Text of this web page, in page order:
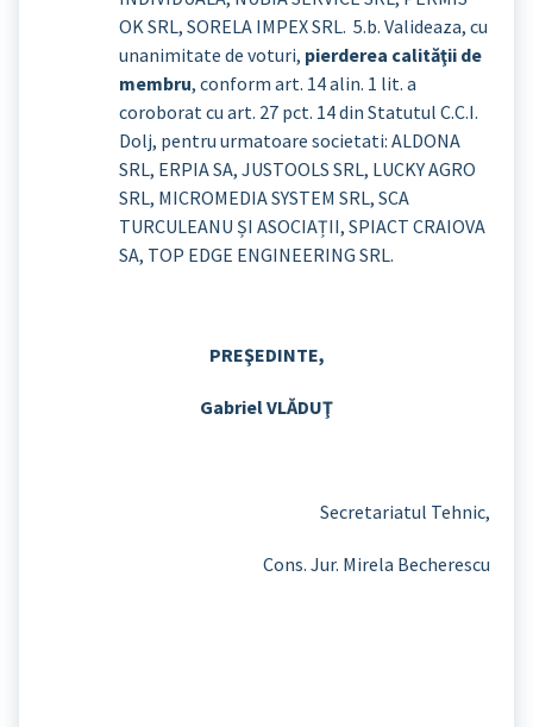
OK SRL, SORELA IMPEX SRL. 5.b. Valideaza, cu
unanimitate de voturi, pierderea calităţii de
membru, conform art. 14 alin. 1 lit. a
coroborat cu art. 27 pct. 14 din Statutul C.C.I.
Dolj, pentru urmatoare societati: ALDONA
SRL, ERPIA SA, JUSTOOLS SRL, LUCKY AGRO
SRL, MICROMEDIA SYSTEM SRL, SCA
TURCULEANU ȘI ASOCIAȚII, SPIACT CRAIOVA
SA, TOP EDGE ENGINEERING SRL.
PREŞEDINTE,
Gabriel VLĂDUŢ
Secretariatul Tehnic,
Cons. Jur. Mirela Becherescu